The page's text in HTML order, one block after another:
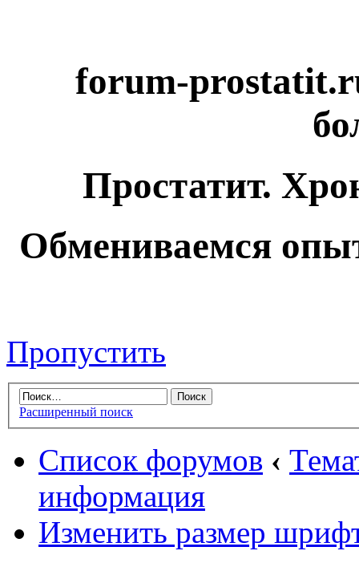
forum-
Простатит.
Обмениваемся
Пропустить
Расширенный поиск
Список форумов ‹
информация
Изменить размер